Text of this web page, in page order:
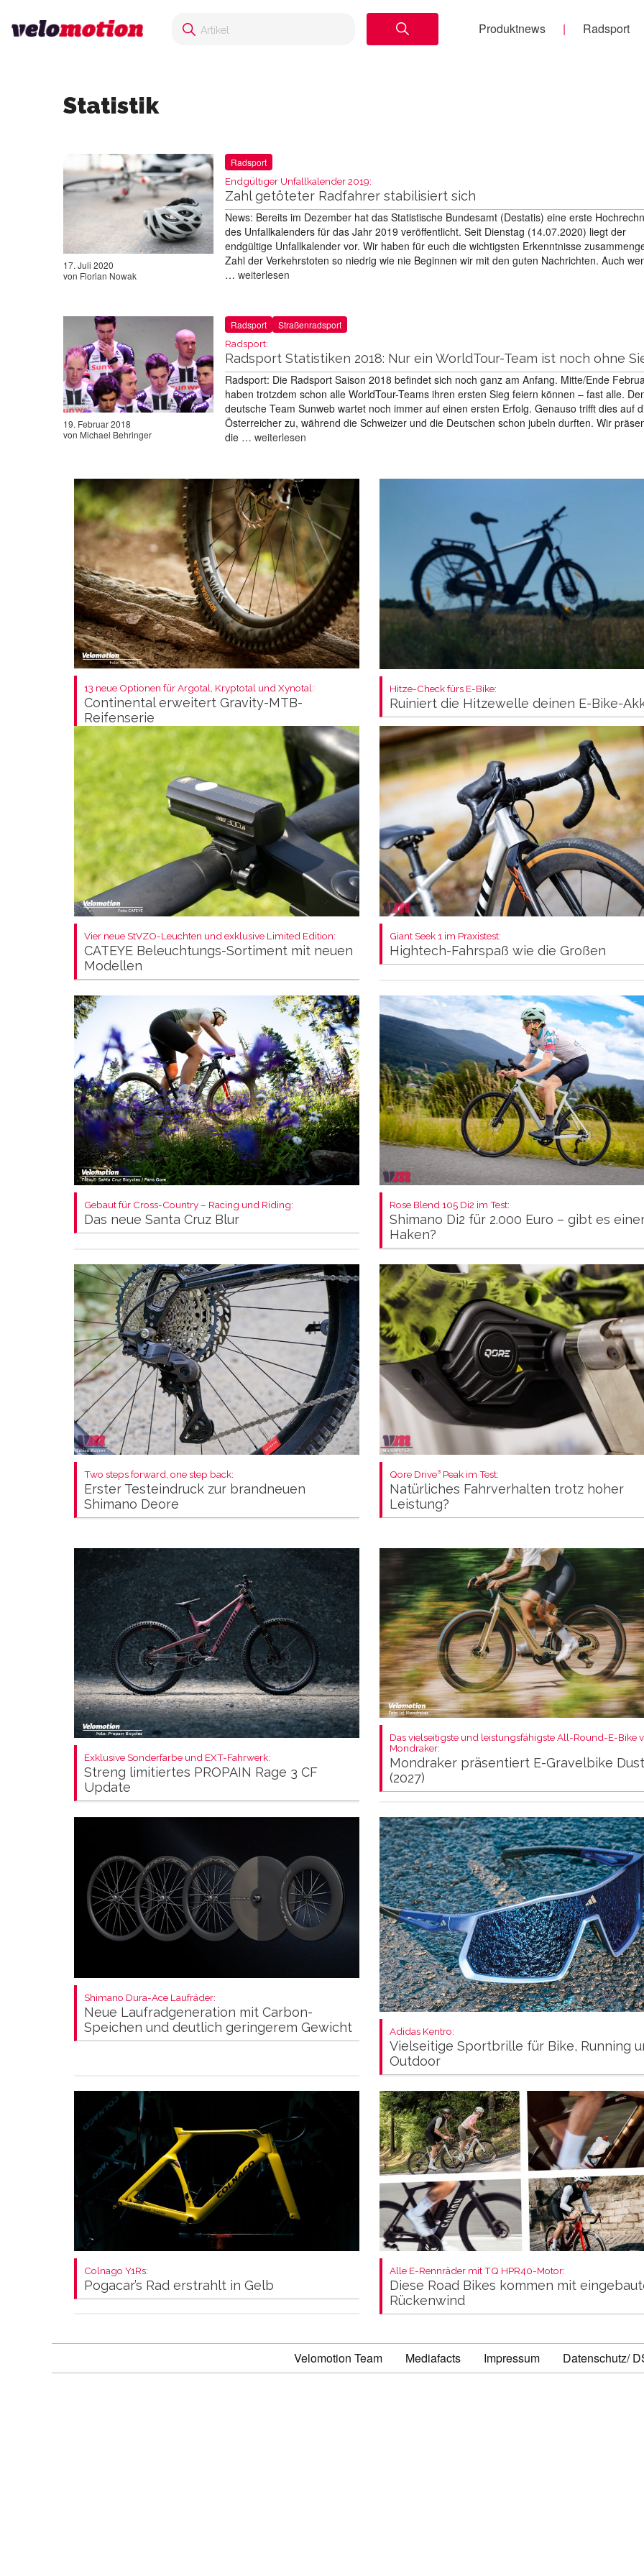
Produktnews Radsport
Statistik
17. Juli 2020
von Florian Nowak
Radsport
Endgültiger Unfallkalender 2019:
Zahl getöteter Radfahrer stabilisiert sich
News: Bereits im Dezember hat das Statistische Bundesamt (Destatis) eine erste
des Unfallkalenders für das Jahr 2019 veröffentlicht. Seit Dienstag (14.07.2020) liegt der
endgültige Unfallkalender vor. Wir haben für euch die wichtigsten Erkenntnisse
Zahl der Verkehrstoten so niedrig wie nie Beginnen wir mit den guten Nachrichten. Auch
… weiterlesen
19. Februar 2018
von Michael Behringer
Radsport Straßenradsport
Radsport:
Radsport Statistiken 2018: Nur ein WorldTour-Team ist noch ohne
Radsport: Die Radsport Saison 2018 befindet sich noch ganz am Anfang. Mitte/Ende
haben trotzdem schon alle WorldTour-Teams ihren ersten Sieg feiern können – fast alle.
deutsche Team Sunweb wartet noch immer auf einen ersten Erfolg. Genauso trifft dies auf
Österreicher zu, während die Schweizer und die Deutschen schon jubeln durften. Wir
die … weiterlesen
13 neue Optionen für Argotal, Kryptotal und Xynotal:
Continental erweitert Gravity-MTB-
Reifenserie
Hitze-Check fürs E-Bike:
Ruiniert die Hitzewelle deinen E-Bike-
Vier neue StVZO-Leuchten und exklusive Limited Edition:
CATEYE Beleuchtungs-Sortiment mit neuen
Modellen
Giant Seek 1 im Praxistest:
Hightech-Fahrspaß wie die Großen
Gebaut für Cross-Country – Racing und Riding:
Das neue Santa Cruz Blur
Rose Blend 105 Di2 im Test:
Shimano Di2 für 2.000 Euro – gibt es
Haken?
Two steps forward, one step back:
Erster Testeindruck zur brandneuen
Shimano Deore
Qore Drive³ Peak im Test:
Natürliches Fahrverhalten trotz hoher
Leistung?
Exklusive Sonderfarbe und EXT-Fahrwerk:
Streng limitiertes PROPAIN Rage 3 CF
Update
Das vielseitigste und leistungsfähigste All-Round-E-Bike
Mondraker:
Mondraker präsentiert E-Gravelbike
(2027)
Shimano Dura-Ace Laufräder:
Neue Laufradgeneration mit Carbon-
Speichen und deutlich geringerem Gewicht
Adidas Kentro:
Vielseitige Sportbrille für Bike, Running
Outdoor
Colnago Y1Rs:
Pogacar’s Rad erstrahlt in Gelb
Alle E-Rennräder mit TQ HPR40-Motor:
Diese Road Bikes kommen mit
Rückenwind
Velomotion Team Mediafacts Impressum Datenschutz/